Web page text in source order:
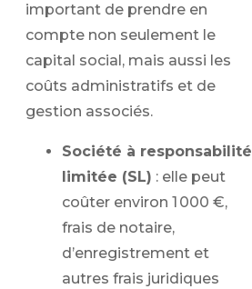
important de prendre en
compte non seulement le
capital social, mais aussi les
coûts administratifs et de
gestion associés.
Société à responsabilité
limitée (SL) : elle peut
coûter environ 1 000 €,
frais de notaire,
d’enregistrement et
autres frais juridiques